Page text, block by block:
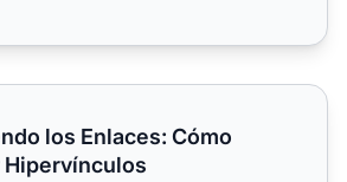
Enlaces: Cómo Crear y Usar
los Enlaces: Cómo
Hipervínculos